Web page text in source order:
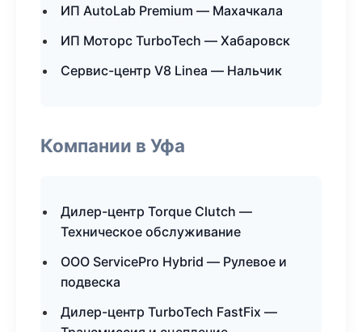
ИП AutoLab Premium — Махачкала
ИП Моторс TurboTech — Хабаровск
Сервис-центр V8 Linea — Нальчик
Компании в Уфа
Дилер-центр Torque Clutch —
Техническое обслуживание
ООО ServicePro Hybrid — Рулевое и
подвеска
Дилер-центр TurboTech FastFix —